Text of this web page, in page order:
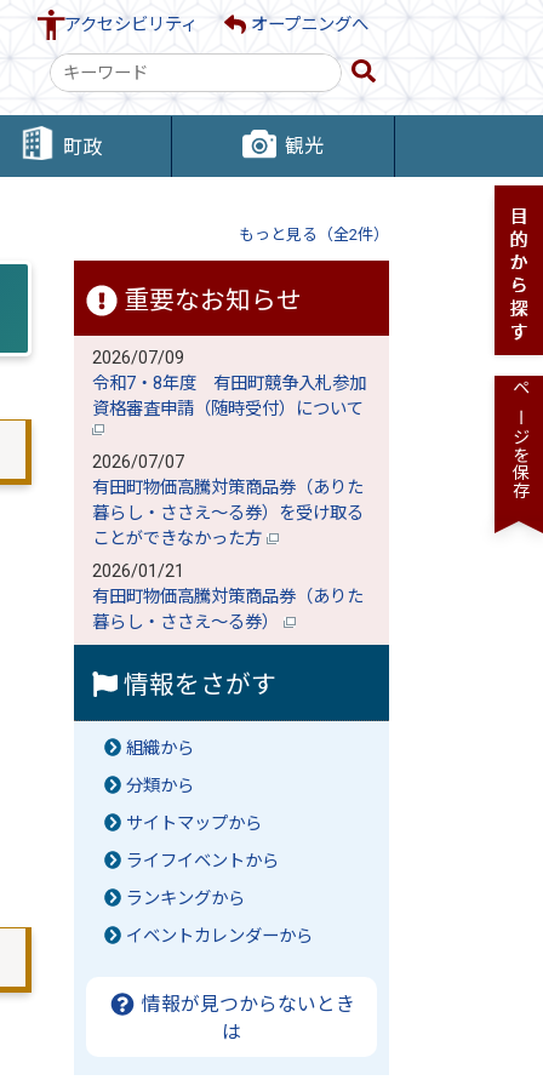
アクセシビリティ オープニングへ
検
索
キ
ー町政 観光
もっと見る（全2件）
重要なお知らせ
2026/07/09
令和7・8年度 有田町競争入札参加
資格審査申請（随時受付）について
2026/07/07
有田町物価高騰対策商品券（ありた
暮らし・ささえ～る券）を受け取る
ことができなかった方
2026/01/21
有田町物価高騰対策商品券（ありた
暮らし・ささえ～る券）
情報をさがす
組織から
分類から
サイトマップから
ライフイベントから
ランキングから
イベントカレンダーから
情報が見つからないとき
は
ページを保存